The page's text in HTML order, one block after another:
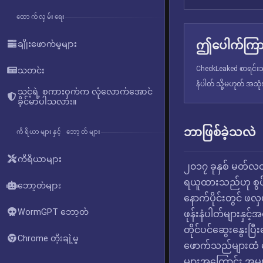
ထောက်လှမ်းရေး
ချိုးဖောက်မှုများ
သတင်း
သင့်ရဲ့ စကားဝှက်က လုံလောက်အောင်
ခိုင်မာပါသလား။
ကိရိယာများနှင့် ဘော့တ်များ
ကိရိယာများ
ဘော့တ်များ
WormGPT ဘော့တ်
Chrome တိုးချဲ့မှု
ဤပေါက်ကြ
CheckLeaked စာ
နံပါတ် သို့မဟုတ် အသုံး
ဘာဖြစ်ခဲ့သလဲ
၂၀၁၇ ခုနှစ် မတ်လ
ရယူထားသည်ဟု စွပ်
နောက်ပိုင်းတွင် ဖလှ
ဖုန်းနံပါတ်များနှ
တိုင်ပင်ဆွေးနွေးပ
ဖောက်သည်များထံ